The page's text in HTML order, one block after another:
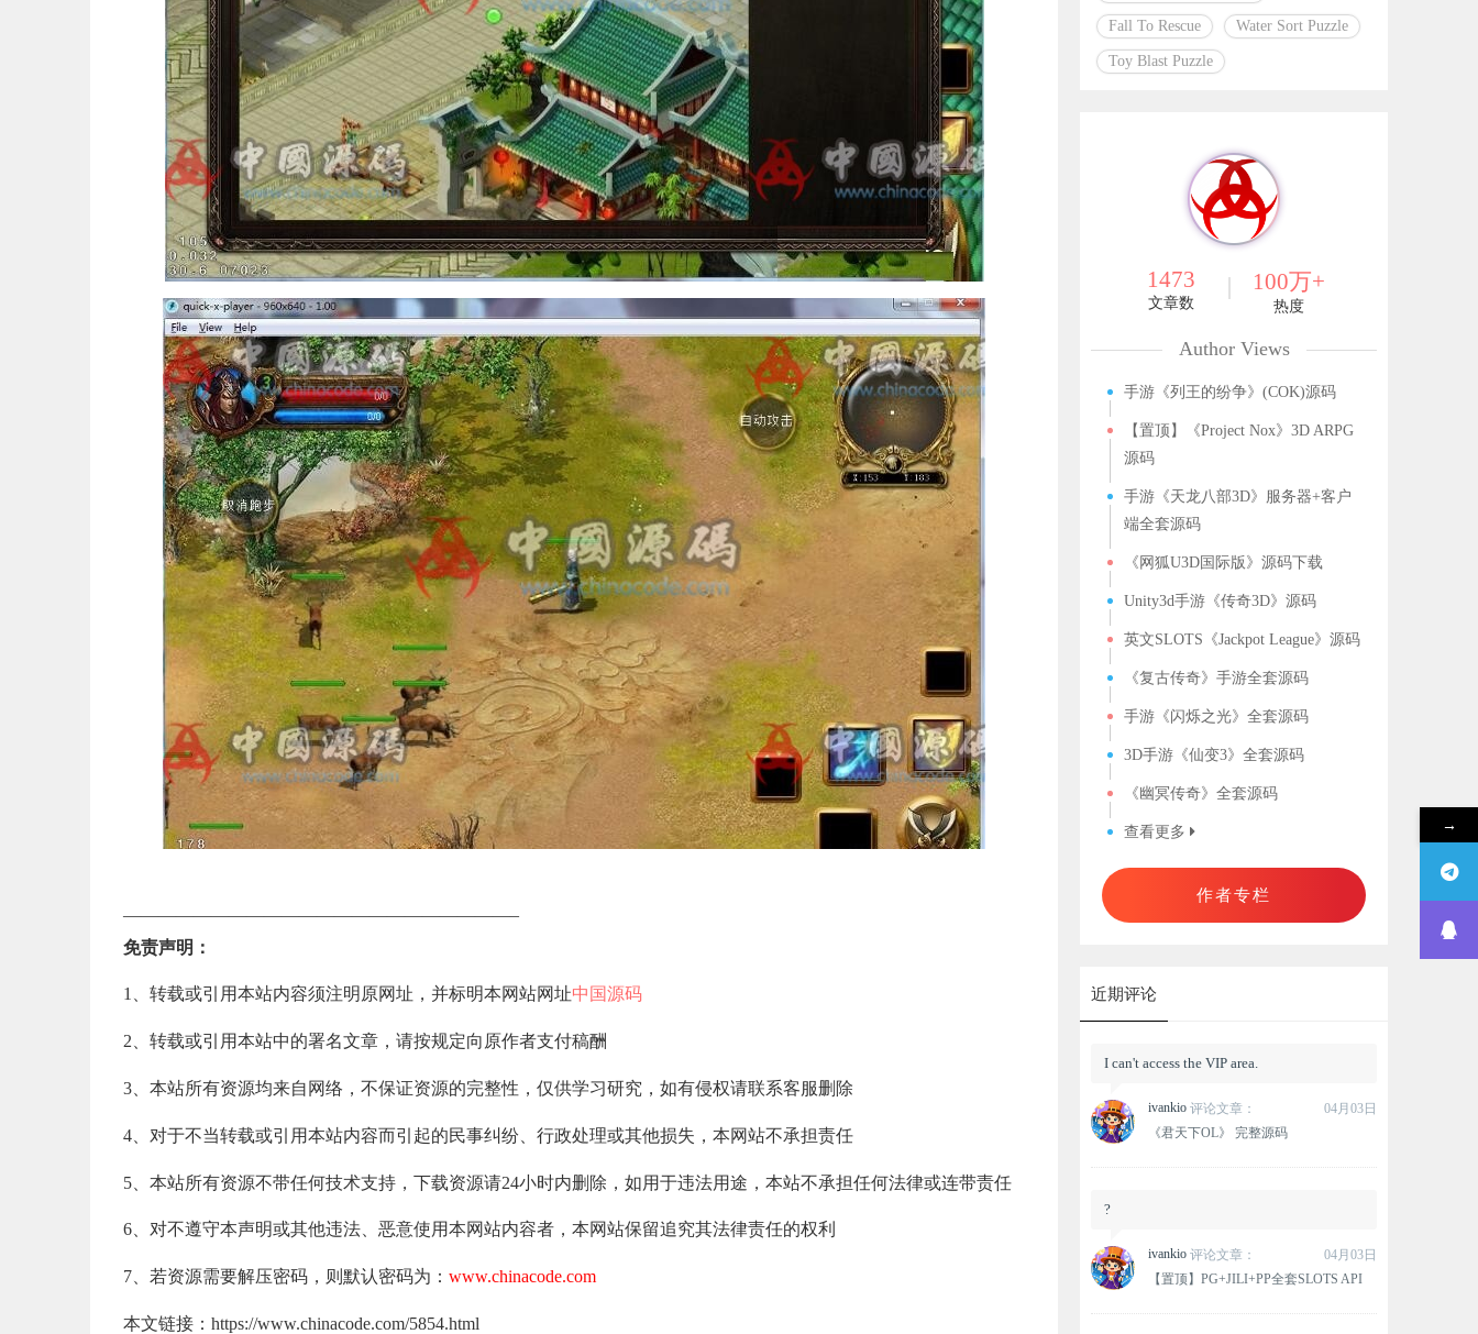
——————————————————————–
免责声明：
1、转载或引用本站内容须注明原网址，并标明本网站网址中国源码
2、转载或引用本站中的署名文章，请按规定向原作者支付稿酬
3、本站所有资源均来自网络，不保证资源的完整性，仅供学习研究，如有侵权请联系客服删除
4、对于不当转载或引用本站内容而引起的民事纠纷、行政处理或其他损失，本网站不承担责任
5、本站所有资源不带任何技术支持，下载资源请24小时内删除，如用于违法用途，本站不承担任何法律或连带责任
6、对不遵守本声明或其他违法、恶意使用本网站内容者，本网站保留追究其法律责任的权利
7、若资源需要解压密码，则默认密码为： www.chinacode.com
本文链接：https://www.chinacode.com/5854.html
Fall To Rescue Water Sort Puzzle
Toy Blast Puzzle
1473
文章数
100万+
热度
Author Views
手游《列王的纷争》(COK)源码
【置顶】《Project Nox》3D ARPG
源码
手游《天龙八部3D》服务器+客户
端全套源码
《网狐U3D国际版》源码下载
Unity3d手游《传奇3D》源码
英文SLOTS《Jackpot League》源码
《复古传奇》手游全套源码
手游《闪烁之光》全套源码
3D手游《仙变3》全套源码
《幽冥传奇》全套源码
查看更多
作者专栏
近期评论
I can't access the VIP area.
ivankio 评论文章：
04月03日
《君天下OL》 完整源码
?
ivankio 评论文章：
04月03日
【置顶】PG+JILI+PP全套SLOTS API
→